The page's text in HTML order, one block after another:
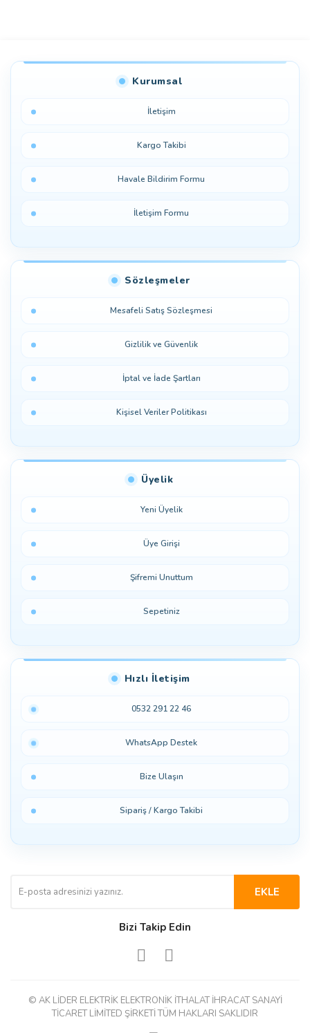
Kurumsal
İletişim
Kargo Takibi
Havale Bildirim Formu
İletişim Formu
Sözleşmeler
Mesafeli Satış Sözleşmesi
Gizlilik ve Güvenlik
İptal ve İade Şartları
Kişisel Veriler Politikası
Üyelik
Yeni Üyelik
Üye Girişi
Şifremi Unuttum
Sepetiniz
Hızlı İletişim
0532 291 22 46
WhatsApp Destek
Bize Ulaşın
Sipariş / Kargo Takibi
EKLE
Bizi Takip Edin
© AK LİDER ELEKTRİK ELEKTRONİK İTHALAT İHRACAT SANAYİ
TİCARET LİMİTED ŞİRKETİ TÜM HAKLARI SAKLIDIR